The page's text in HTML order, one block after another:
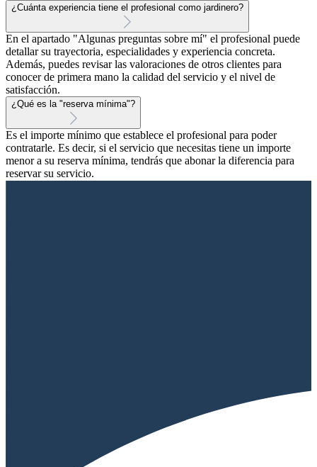
¿Cuánta experiencia tiene el profesional como jardinero?
En el apartado "Algunas preguntas sobre mí" el profesional puede
detallar su trayectoria, especialidades y experiencia concreta.
Además, puedes revisar las valoraciones de otros clientes para
conocer de primera mano la calidad del servicio y el nivel de
satisfacción.
¿Qué es la "reserva mínima"?
Es el importe mínimo que establece el profesional para poder
contratarle. Es decir, si el servicio que necesitas tiene un importe
menor a su reserva mínima, tendrás que abonar la diferencia para
reservar su servicio.